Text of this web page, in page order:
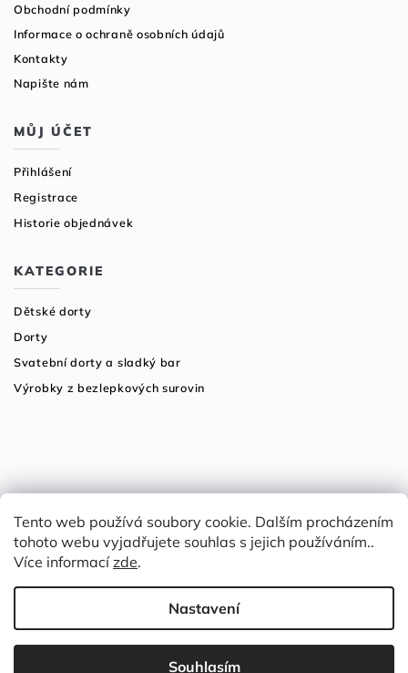
Tento web používá soubory cookie. Dalším procházením
tohoto webu vyjadřujete souhlas s jejich používáním..
Více informacízde.
Nastavení
Souhlasím
Obchodní podmínky
Informace o ochraně osobních údajů
Kontakty
Napište nám
MŮJ ÚČET
Přihlášení
Registrace
Historie objednávek
KATEGORIE
Dětské dorty
Dorty
Svatební dorty a sladký bar
Výrobky z bezlepkových surovin
Grafický návrh vytvořil a nakódoval